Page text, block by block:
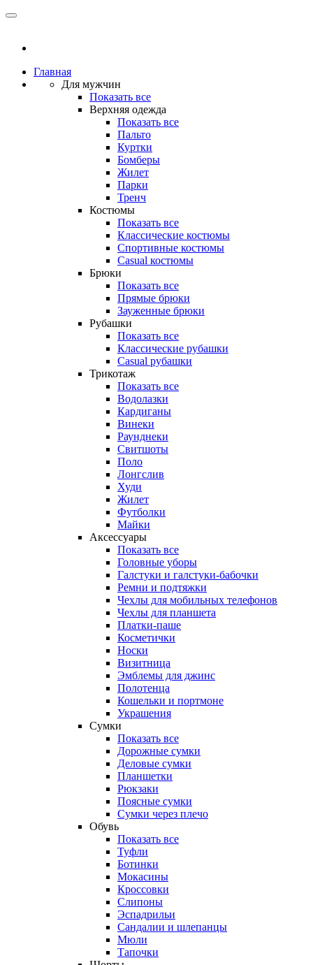
Главная
Для мужчин
Показать все
Верхняя одежда
Показать все
Пальто
Куртки
Бомберы
Жилет
Парки
Тренч
Костюмы
Показать все
Классические костюмы
Спортивные костюмы
Casual костюмы
Брюки
Показать все
Прямые брюки
Зауженные брюки
Рубашки
Показать все
Классические рубашки
Casual рубашки
Трикотаж
Показать все
Водолазки
Кардиганы
Винеки
Раунднеки
Свитшоты
Поло
Лонгслив
Худи
Жилет
Футболки
Майки
Аксессуары
Показать все
Головные уборы
Галстуки и галстуки-бабочки
Ремни и подтяжки
Чехлы для мобильных телефонов
Чехлы для планшета
Платки-паше
Косметички
Носки
Визитница
Эмблемы для джинс
Полотенца
Кошельки и портмоне
Украшения
Сумки
Показать все
Дорожные сумки
Деловые сумки
Планшетки
Рюкзаки
Поясные сумки
Сумки через плечо
Обувь
Показать все
Туфли
Ботинки
Мокасины
Кроссовки
Слипоны
Эспадрильи
Сандалии и шлепанцы
Мюли
Тапочки